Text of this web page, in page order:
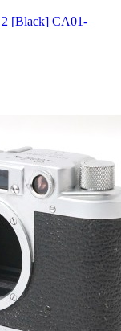
[Black] CA01-